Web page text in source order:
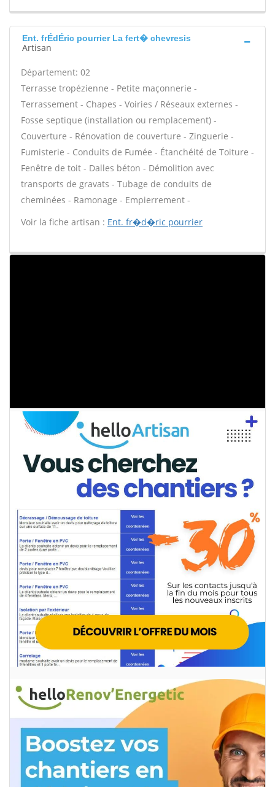
Ent. frÉdÉric pourrier La fert� chevresis
Artisan
Département: 02
Terrasse tropézienne - Petite maçonnerie -
Terrassement - Chapes - Voiries / Réseaux externes -
Fosse septique (installation ou remplacement) -
Couverture - Rénovation de couverture - Zinguerie -
Fumisterie - Conduits de Fumée - Étanchéité de Toiture -
Fenêtre de toit - Dalles béton - Démolition avec
transports de gravats - Tubage de conduits de
cheminées - Ramonage - Empierrement -
Voir la fiche artisan : Ent. fr�d�ric pourrier